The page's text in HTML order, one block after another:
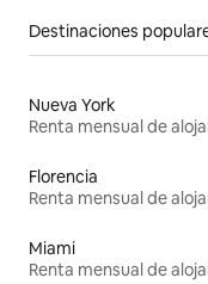
Destinaciones
Nueva York
Florencia
Miami